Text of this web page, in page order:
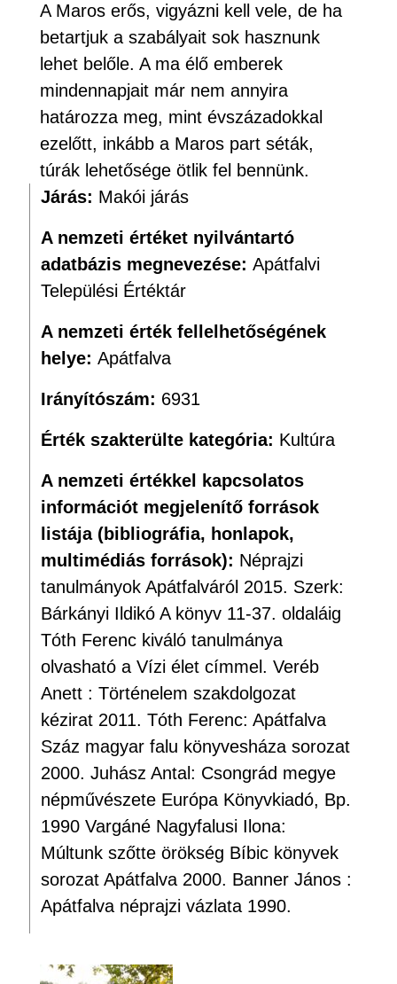
A Maros erős, vigyázni kell vele, de ha
betartjuk a szabályait sok hasznunk
lehet belőle. A ma élő emberek
mindennapjait már nem annyira
határozza meg, mint évszázadokkal
ezelőtt, inkább a Maros part séták,
túrák lehetősége ötlik fel bennünk.
Járás: Makói járás
A nemzeti értéket nyilvántartó
adatbázis megnevezése: Apátfalvi
Települési Értéktár
A nemzeti érték fellelhetőségének
helye: Apátfalva
Irányítószám: 6931
Érték szakterülte kategória: Kultúra
A nemzeti értékkel kapcsolatos
információt megjelenítő források
listája (bibliográfia, honlapok,
multimédiás források): Néprajzi
tanulmányok Apátfalváról 2015. Szerk:
Bárkányi Ildikó A könyv 11-37. oldaláig
Tóth Ferenc kiváló tanulmánya
olvasható a Vízi élet címmel. Veréb
Anett : Történelem szakdolgozat
kézirat 2011. Tóth Ferenc: Apátfalva
Száz magyar falu könyvesháza sorozat
2000. Juhász Antal: Csongrád megye
népművészete Európa Könyvkiadó, Bp.
1990 Vargáné Nagyfalusi Ilona:
Múltunk szőtte örökség Bíbic könyvek
sorozat Apátfalva 2000. Banner János :
Apátfalva néprajzi vázlata 1990.